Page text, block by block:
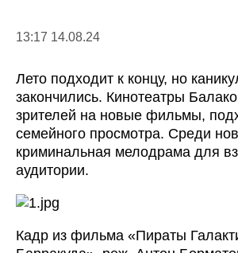
13:17 14.08.24
Лето подходит к концу, но
закончились. Кинотеатры
зрителей на новые фильмы,
семейного просмотра. Среди
криминальная мелодрама для
аудитории.
Кадр из фильма «Пираты